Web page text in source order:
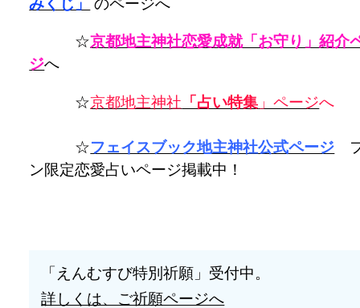
☆京都地主神社恋愛成就「お守り」紹介
ジへ
☆京都地主神社 「占い特集 」ページへ
☆フェイスブック地主神社公式ページ
ン限定恋愛占いページ掲載中！
「えんむすび特別祈願」受付中。
詳しくは、ご祈願ページへ